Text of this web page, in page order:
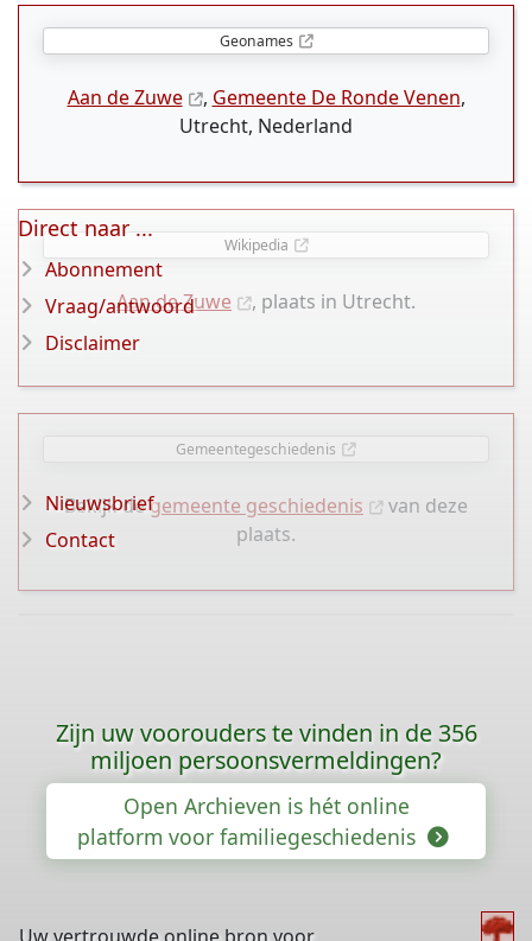
Geonames
Aan de Zuwe , Gemeente De Ronde Venen,
Utrecht, Nederland
Wikipedia
Aan de Zuwe , plaats in Utrecht.
Gemeentegeschiedenis
Bekijk degemeente geschiedenis
van deze
plaats.
Direct naar ...
Abonnement
Vraag/antwoord
Disclaimer
Nieuwsbrief
Contact
Zijn uw voorouders te vinden in de 356
miljoen persoonsvermeldingen?
Open Archieven is hét online
platform voor familiegeschiedenis